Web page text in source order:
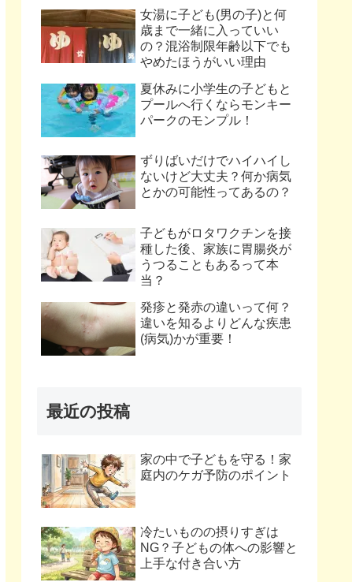
女湯に子ども(男の子)と何
歳まで一緒に入っていい
の？混浴制限年齢以下でも
やめたほうがいい理由
夏休みに小学生の子どもと
プールへ行くならモンキー
パークのモンプル！
ずりばいだけでハイハイし
ないけど大丈夫？何か病気
とかの可能性ってあるの？
子どもがロタワクチンを接
種した後、家族に胃腸炎が
うつることもあるって本
当？
発疹と発赤の違いって何？
違いを知るよりどんな疾患
(病気)かが重要！
最近の投稿
家の中で子どもを守る！家
庭内のケガ予防のポイント
冷たいものの摂りすぎは
NG？子どもの体への影響と
上手な付き合い方